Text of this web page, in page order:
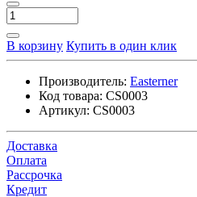
В корзину Купить в один клик
Производитель: Easterner
Код товара: CS0003
Артикул: CS0003
Доставка
Оплата
Рассрочка
Кредит